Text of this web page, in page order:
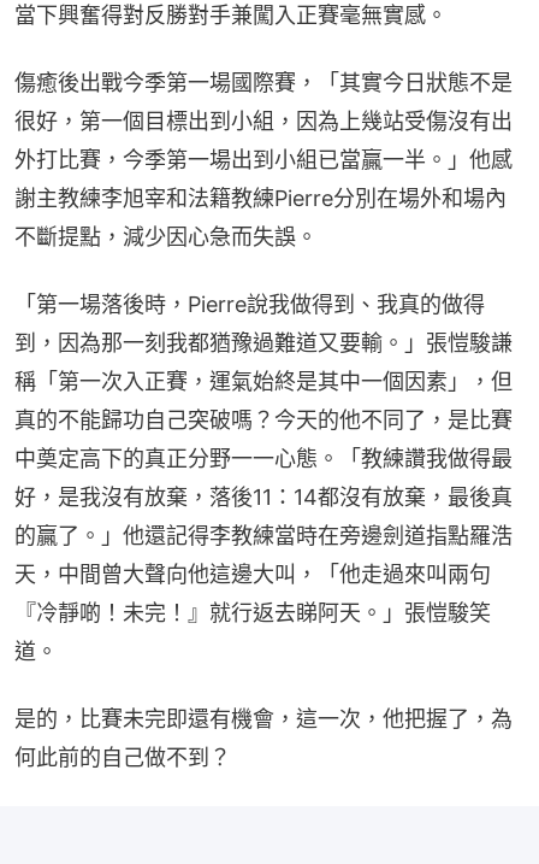
當下興奮得對反勝對手兼闖入正賽毫無實感。
傷癒後出戰今季第一場國際賽，「其實今日狀態不是
很好，第一個目標出到小組，因為上幾站受傷沒有出
外打比賽，今季第一場出到小組已當贏一半。」他感
謝主教練李旭宰和法籍教練Pierre分別在場外和場內
不斷提點，減少因心急而失誤。
「第一場落後時，Pierre說我做得到、我真的做得
到，因為那一刻我都猶豫過難道又要輸。」張愷駿謙
稱「第一次入正賽，運氣始終是其中一個因素」，但
真的不能歸功自己突破嗎？今天的他不同了，是比賽
中奠定高下的真正分野一一心態。「教練讚我做得最
好，是我沒有放棄，落後11：14都沒有放棄，最後真
的贏了。」他還記得李教練當時在旁邊劍道指點羅浩
天，中間曾大聲向他這邊大叫，「他走過來叫兩句
『冷靜啲！未完！』就行返去睇阿天。」張愷駿笑
道。
是的，比賽未完即還有機會，這一次，他把握了，為
何此前的自己做不到？